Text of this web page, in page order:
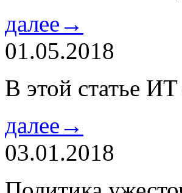
далее→
01.05.2018
В этой статье
далее→
03.01.2018